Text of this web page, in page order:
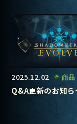
2025.12.02 商品
Q&A更新のお知ら